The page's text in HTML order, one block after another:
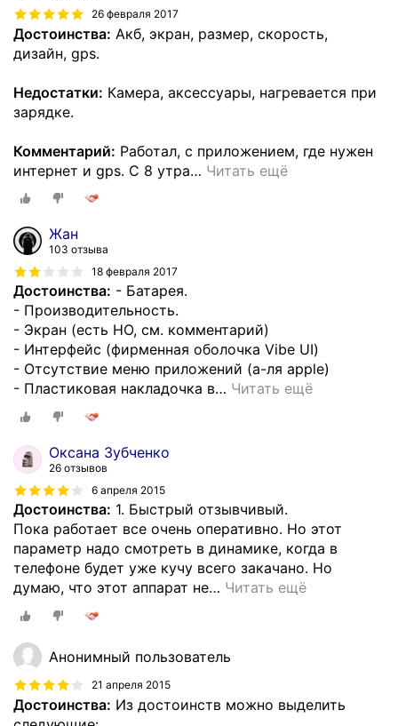
26 февраля 2017
Достоинства: Акб, экран, размер, скорость,
дизайн, gps.
Недостатки: Камера, аксессуары, нагревается при
зарядке.
Комментарий: Работал, с приложением, где нужен
интернет и gps. С 8 утра… Читать ещё
Жан
103 отзыва
18 февраля 2017
Достоинства: - Батарея.
- Производительность.
- Экран (есть НО, см. комментарий)
- Интерфейс (фирменная оболочка Vibe UI)
- Отсутствие меню приложений (а-ля apple)
- Пластиковая накладочка в… Читать ещё
Оксана Зубченко
26 отзывов
6 апреля 2015
Достоинства: 1. Быстрый отзывчивый.
Пока работает все очень оперативно. Но этот
параметр надо смотреть в динамике, когда в
телефоне будет уже кучу всего закачано. Но
думаю, что этот аппарат не… Читать ещё
Анонимный пользователь
21 апреля 2015
Достоинства: Из достоинств можно выделить